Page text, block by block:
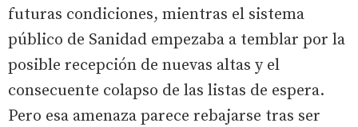
futuras condiciones, mientras el sistema
público de Sanidad empezaba a temblar por la
posible recepción de nuevas altas y el
consecuente colapso de las listas de espera.
Pero esa amenaza parece rebajarse tras ser